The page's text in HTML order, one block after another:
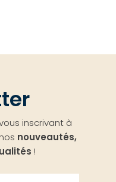
inscrivant à
nouveautés,
!